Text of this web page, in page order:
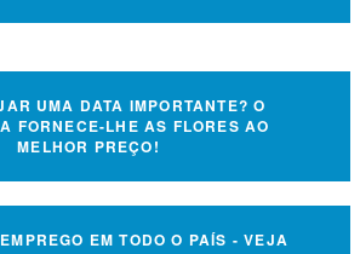
UMA DATA IMPORTANTE? O
FORNECE-LHE AS FLORES AO
MELHOR PREÇO!
EM TODO O PAÍS - VEJA